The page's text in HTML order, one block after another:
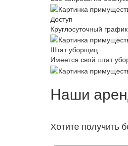
Доступ
Круглосуточный
Штат уборщиц
Имеется свой штат
Наши
Хотите получить